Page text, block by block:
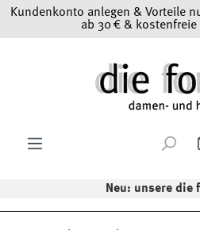
Zum Hauptinhalt springen
Kundenkonto anlegen & Vorteile
ab 30 € & kostenfreie
Neu: unsere die